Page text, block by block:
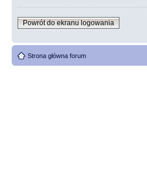
Powrót do ekranu logowania
Strona główna forum